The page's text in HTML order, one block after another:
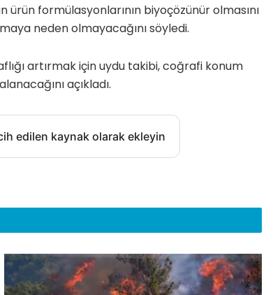
formülasyonlarının biyoçözünür olmasını
neden olmayacağını söyledi.
artırmak için uydu takibi, coğrafi konum
açıkladı.
edilen kaynak olarak ekleyin